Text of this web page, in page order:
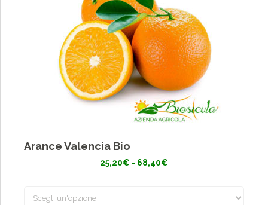
Arance Valencia Bio
25,20€ - 68,40€